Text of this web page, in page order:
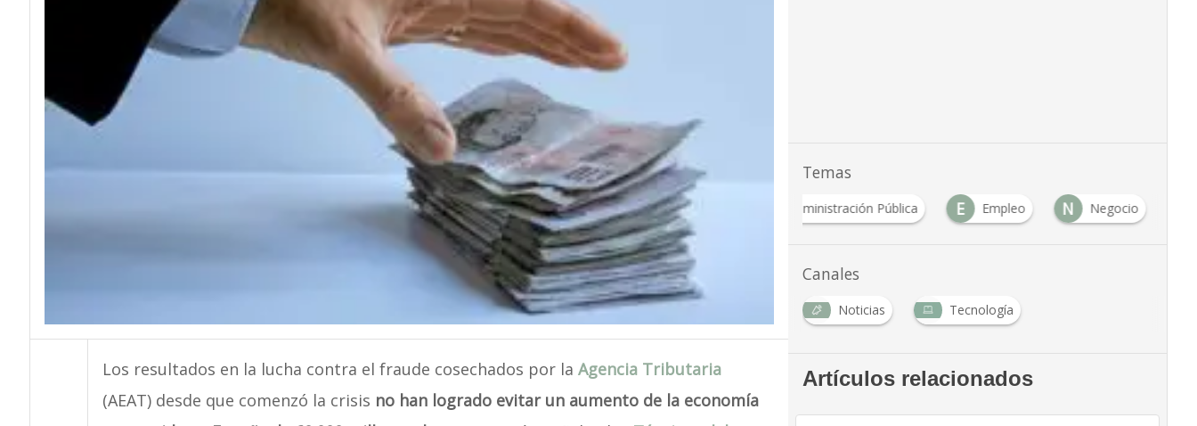
Los resultados en la lucha contra el fraude cosechados por la Agencia Tributaria
(AEAT) desde que comenzó la crisis no han logrado evitar un aumento de la economía
Temas
Administración Pública E Empleo N Negocio
Canales
Noticias Tecnología
Artículos relacionados